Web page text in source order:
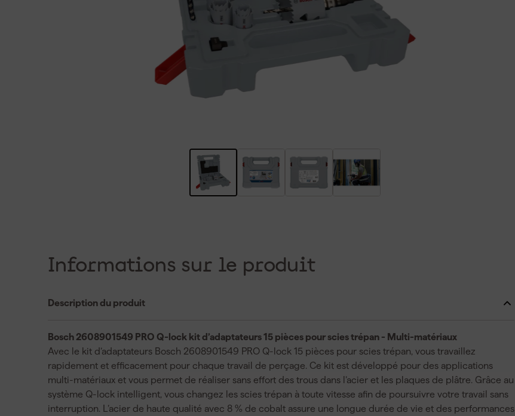
Informations sur le produit
Description du produit
Bosch 2608901549 PRO Q-lock kit d’adaptateurs 15 pièces pour scies trépan - Multi-matériaux
Avec le kit d’adaptateurs Bosch 2608901549 PRO Q-lock 15 pièces pour scies trépan, vous travaillez
rapidement et efficacement pour chaque travail de perçage. Ce kit est développé pour des applications
multi-matériaux et vous permet de réaliser sans effort des trous dans l’acier et les plaques de plâtre. Grâce au
système Q-lock intelligent, vous changez les scies trépan à toute vitesse afin de poursuivre votre travail sans
interruption. L’acier de haute qualité avec 8 % de cobalt assure une longue durée de vie et des performances